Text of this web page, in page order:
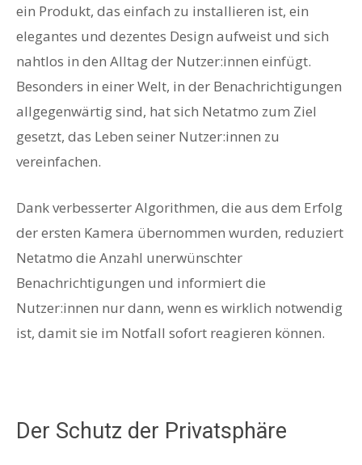
ein Produkt, das einfach zu installieren ist, ein
elegantes und dezentes Design aufweist und sich
nahtlos in den Alltag der Nutzer:innen einfügt.
Besonders in einer Welt, in der Benachrichtigungen
allgegenwärtig sind, hat sich Netatmo zum Ziel
gesetzt, das Leben seiner Nutzer:innen zu
vereinfachen.
Dank verbesserter Algorithmen, die aus dem Erfolg
der ersten Kamera übernommen wurden, reduziert
Netatmo die Anzahl unerwünschter
Benachrichtigungen und informiert die
Nutzer:innen nur dann, wenn es wirklich notwendig
ist, damit sie im Notfall sofort reagieren können.
Der Schutz der Privatsphäre